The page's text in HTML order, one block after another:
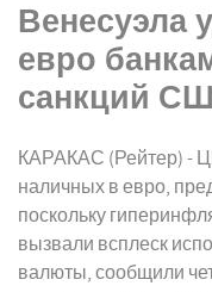
Венесуэла
евро
санкций
КАРАКАС (Рейтер) -
наличных в евро,
поскольку
вызвали всплеск
валюты, сообщили